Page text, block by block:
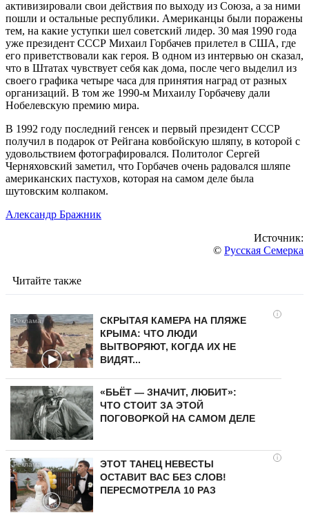
активизировали свои действия по выходу из Союза, а за ними
пошли и остальные республики. Американцы были поражены
тем, на какие уступки шел советский лидер. 30 мая 1990 года
уже президент СССР Михаил Горбачев прилетел в США, где
его приветствовали как героя. В одном из интервью он сказал,
что в Штатах чувствует себя как дома, после чего выделил из
своего графика четыре часа для принятия наград от разных
организаций. В том же 1990-м Михаилу Горбачеву дали
Нобелевскую премию мира.
В 1992 году последний генсек и первый президент СССР
получил в подарок от Рейгана ковбойскую шляпу, в которой с
удовольствием фотографировался. Политолог Сергей
Черняховский заметил, что Горбачев очень радовался шляпе
американских пастухов, которая на самом деле была
шутовским колпаком.
Александр Бражник
Источник:
© Русская Семерка
Читайте также
i
СКРЫТАЯ КАМЕРА НА ПЛЯЖЕ
КРЫМА: ЧТО ЛЮДИ
ВЫТВОРЯЮТ, КОГДА ИХ НЕ
ВИДЯТ...
«БЬЁТ — ЗНАЧИТ, ЛЮБИТ»:
ЧТО СТОИТ ЗА ЭТОЙ
ПОГОВОРКОЙ НА САМОМ ДЕЛЕ
i
ЭТОТ ТАНЕЦ НЕВЕСТЫ
ОСТАВИТ ВАС БЕЗ СЛОВ!
ПЕРЕСМОТРЕЛА 10 РАЗ